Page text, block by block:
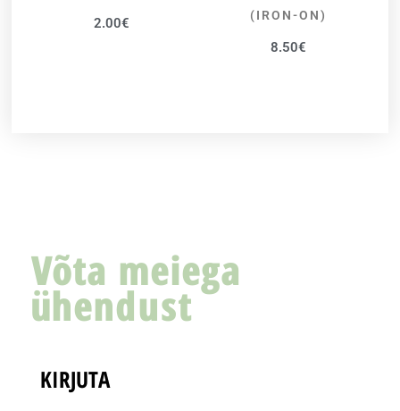
2.00€
(IRON-ON)
8.50€
Võta meiega
ühendust
KIRJUTA